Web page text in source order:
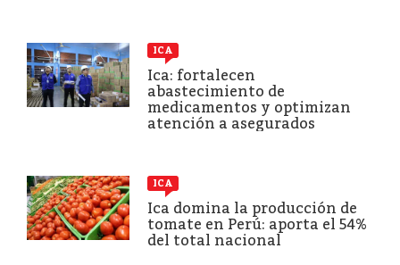
ICA
Ica: fortalecen
abastecimiento de
medicamentos y optimizan
atención a asegurados
ICA
Ica domina la producción de
tomate en Perú: aporta el 54%
del total nacional